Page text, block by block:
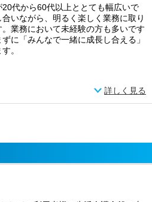
20代から60代以上ととても幅広いで
いながら、明るく楽しく業務に取り
業務において未経験の方も多いです
に「みんなで一緒に成長し合える」
。
詳しく見る